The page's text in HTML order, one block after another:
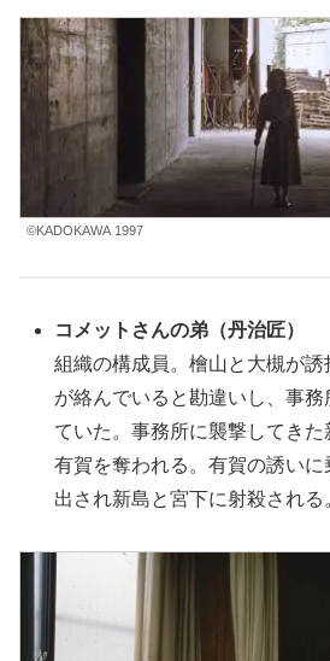
©KADOKAWA 1997
コメットさんの弟（丹治匠）
組織の構成員。檜山と大槻が
が絡んでいると勘違いし、事
ていた。事務所に襲撃してき
有賀を奪われる。有賀の誘い
出され新島と宮下に射殺される